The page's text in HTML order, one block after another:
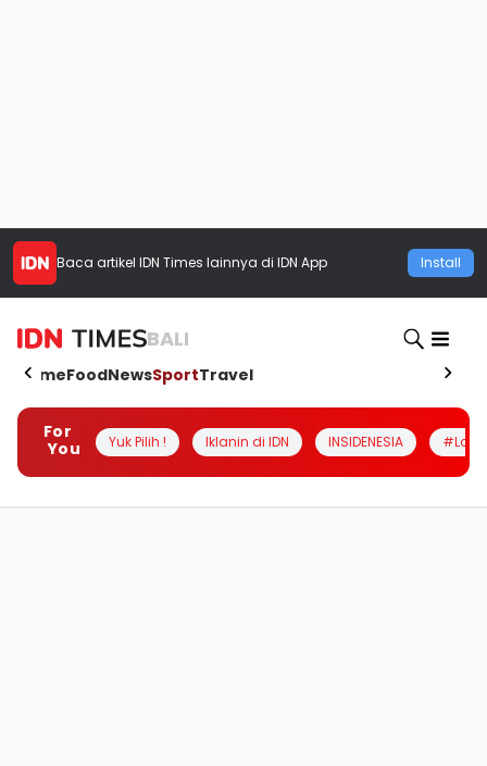
Baca artikel IDN Times lainnya di IDN App Install
BALI
HomeFoodNewsSportTravel
For
You
Yuk Pilih ! Iklanin di IDN INSIDENESIA